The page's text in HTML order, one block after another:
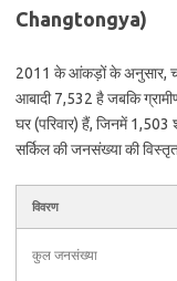
Changtongya)
2011 के आंकड़ों के अनुसार,
आबादी 7,532 है जबकि
घर (परिवार) हैं, जिनमें 1,503
सर्किल की जनसंख्या की
विवरण
कुल जनसंख्या